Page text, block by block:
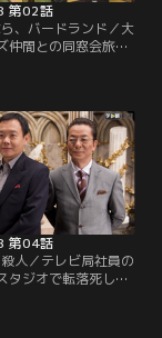
第02話
、バードランド／大
仲間との同窓会旅行
を打ち切り、青柳が
ャズ専門誌も廃刊に
ていた男だ。殺害動
容疑者として浮上す
第04話
人／テレビ局社員の
タジオで転落死し